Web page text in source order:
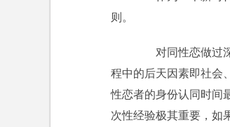
则。
对同性恋做过深
程中的后天因素即社会
性恋者的身份认同时间
次性经验极其重要，如